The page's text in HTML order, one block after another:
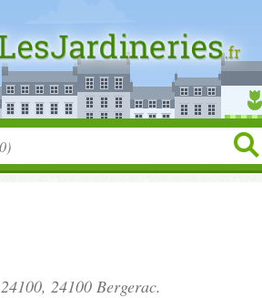
24100, 24100 Bergerac.